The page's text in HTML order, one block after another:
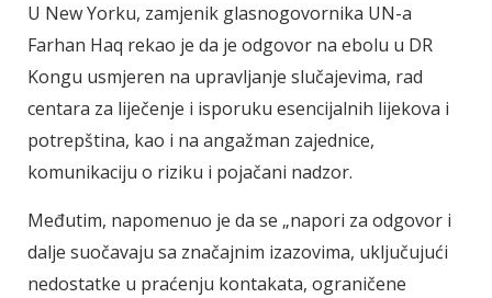
U New Yorku, zamjenik glasnogovornika UN-a
Farhan Haq rekao je da je odgovor na ebolu u DR
Kongu usmjeren na upravljanje slučajevima, rad
centara za liječenje i isporuku esencijalnih lijekova i
potrepština, kao i na angažman zajednice,
komunikaciju o riziku i pojačani nadzor.
Međutim, napomenuo je da se „napori za odgovor i
dalje suočavaju sa značajnim izazovima, uključujući
nedostatke u praćenju kontakata, ograničene